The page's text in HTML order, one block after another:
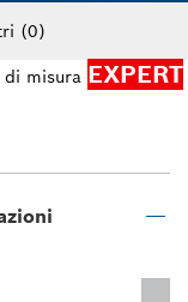
(0)
misura EXPERT